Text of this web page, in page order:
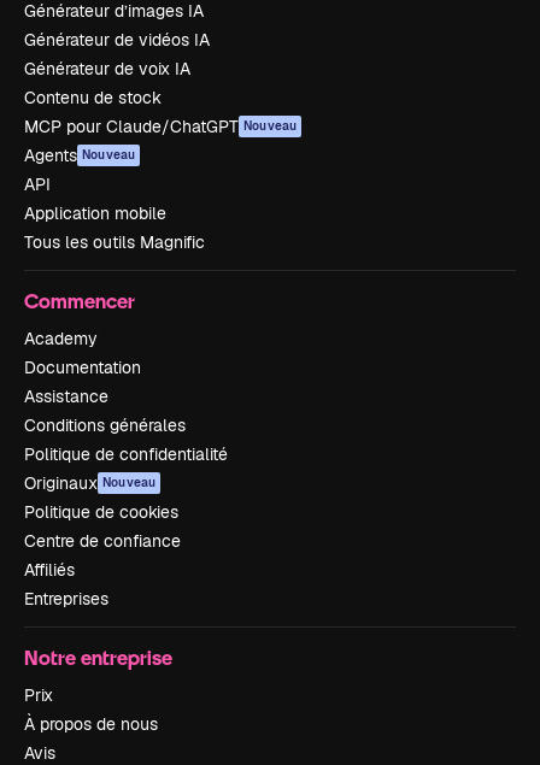
Générateur d’images IA
Générateur de vidéos IA
Générateur de voix IA
Contenu de stock
MCP pour Claude/ChatGPT Nouveau
Agents Nouveau
API
Application mobile
Tous les outils Magnific
Commencer
Academy
Documentation
Assistance
Conditions générales
Politique de confidentialité
Originaux Nouveau
Politique de cookies
Centre de confiance
Affiliés
Entreprises
Notre entreprise
Prix
À propos de nous
Avis